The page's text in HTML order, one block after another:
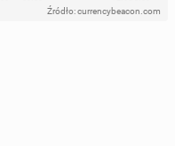
Źródło: currencybeacon.com